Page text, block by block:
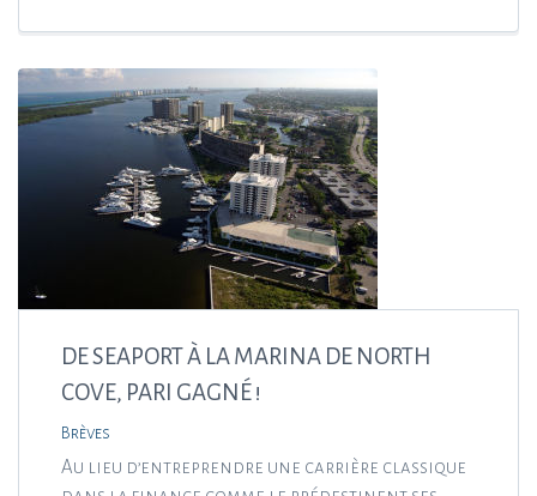
DE SEAPORT À LA MARINA DE NORTH
COVE, PARI GAGNÉ !
Brèves
Au lieu d’entreprendre une carrière classique